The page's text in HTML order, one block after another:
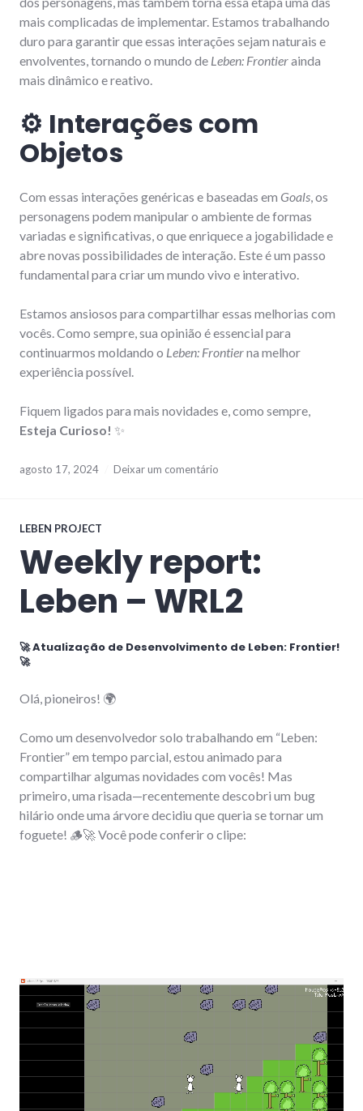
mais complicadas de implementar. Estamos trabalhando
duro para garantir que essas interações sejam naturais e
envolventes, tornando o mundo de Leben: Frontierainda
mais dinâmico e reativo.
⚙️ Interações com
Objetos
Com essas interações genéricas e baseadas em Goals, os
personagens podem manipular o ambiente de formas
variadas e significativas, o que enriquece a jogabilidade e
abre novas possibilidades de interação. Este é um passo
fundamental para criar um mundo vivo e interativo.
Estamos ansiosos para compartilhar essas melhorias com
vocês. Como sempre, sua opinião é essencial para
continuarmos moldando o Leben: Frontierna melhor
experiência possível.
Fiquem ligados para mais novidades e, como sempre,
Esteja Curioso! ✨
agosto 17, 2024 Deixar um comentário
LEBEN PROJECT
Weekly report:
Leben – WRL2
🚀 Atualização de Desenvolvimento de Leben: Frontier!
🚀
Olá, pioneiros! 🌍
Como um desenvolvedor solo trabalhando em “Leben:
Frontier” em tempo parcial, estou animado para
compartilhar algumas novidades com vocês! Mas
primeiro, uma risada—recentemente descobri um bug
hilário onde uma árvore decidiu que queria se tornar um
foguete! 🪵🚀 Você pode conferir o clipe: